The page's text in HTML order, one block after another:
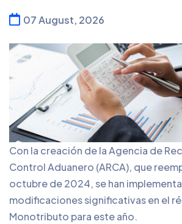
07 August, 2026
Con la creación de la Agencia de
Control Aduanero (ARCA), que
octubre de 2024, se han
modificaciones significativas en el
Monotributo para este año.